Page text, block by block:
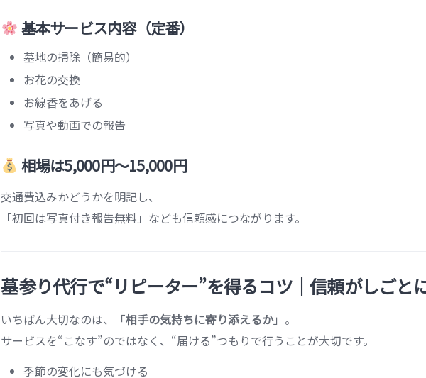
基本サービス内容（定番）
墓地の掃除（簡易的）
お花の交換
お線香をあげる
写真や動画での報告
相場は5,000円〜15,000円
交通費込みかどうかを明記し、
「初回は写真付き報告無料」なども信頼感につながります。
墓参り代行で“リピーター”を得るコツ｜信頼がしごと
いちばん大切なのは、「相手の気持ちに寄り添えるか」。
サービスを“こなす”のではなく、“届ける”つもりで行うことが大切です。
季節の変化にも気づける